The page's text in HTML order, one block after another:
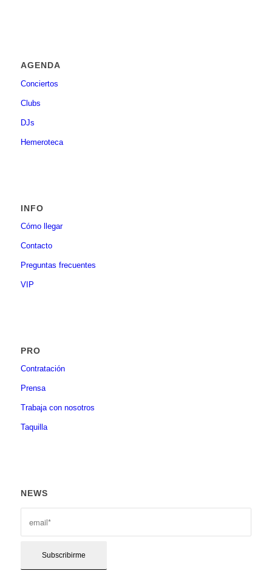
AGENDA
Conciertos
Clubs
DJs
Hemeroteca
INFO
Cómo llegar
Contacto
Preguntas frecuentes
VIP
PRO
Contratación
Prensa
Trabaja con nosotros
Taquilla
NEWS